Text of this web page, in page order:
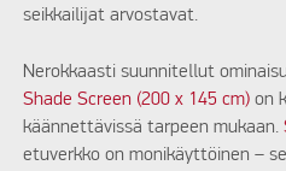
seikkailijat arvostavat.
Nerokkaasti suunnitellut
Shade Screen (200 x 145 cm) on
käännettävissä tarpeen mukaan.
etuverkko on monikäyttöinen –